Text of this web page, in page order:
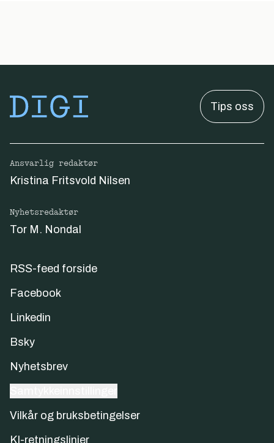
Tips oss
Ansvarlig redaktør
Kristina Fritsvold Nilsen
Nyhetsredaktør
Tor M. Nondal
RSS-feed forside
Facebook
Linkedin
Bsky
Nyhetsbrev
Vilkår og bruksbetingelser
KI-retningslinjer